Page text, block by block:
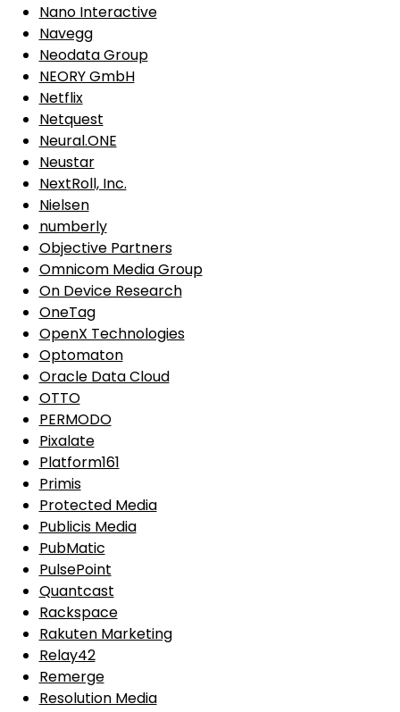
Nano Interactive
Navegg
Neodata Group
NEORY GmbH
Netflix
Netquest
Neural.ONE
Neustar
NextRoll, Inc.
Nielsen
numberly
Objective Partners
Omnicom Media Group
On Device Research
OneTag
OpenX Technologies
Optomaton
Oracle Data Cloud
OTTO
PERMODO
Pixalate
Platform161
Primis
Protected Media
Publicis Media
PubMatic
PulsePoint
Quantcast
Rackspace
Rakuten Marketing
Relay42
Remerge
Resolution Media